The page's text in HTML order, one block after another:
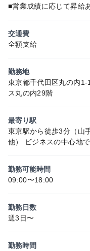
■営業成績に応じて昇給
交通費
全額支給
勤務地
東京都千代田区丸の内
ス丸の内29階
最寄り駅
東京駅から徒歩3分（山
他） ビジネスの中心地
勤務可能時間
09:00〜18:00
勤務日数
週3日〜
勤務時間